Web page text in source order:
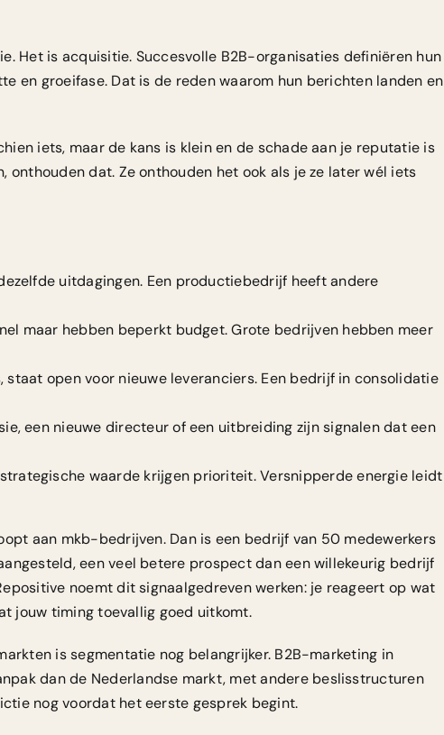
Het is acquisitie. Succesvolle B2B-organisaties definiëren hun
en groeifase. Dat is de reden waarom hun berichten landen en
iets, maar de kans is klein en de schade aan je reputatie is
dat. Ze onthouden het ook als je ze later wél iets
uitdagingen. Een productiebedrijf heeft andere
maar hebben beperkt budget. Grote bedrijven hebben meer
open voor nieuwe leveranciers. Een bedrijf in consolidatie
een nieuwe directeur of een uitbreiding zijn signalen dat een
waarde krijgen prioriteit. Versnipperde energie leidt
aan mkb-bedrijven. Dan is een bedrijf van 50 medewerkers
een veel betere prospect dan een willekeurig bedrijf
noemt dit signaalgedreven werken: je reageert op wat
jouw timing toevallig goed uitkomt.
is segmentatie nog belangrijker. B2B-marketing in
dan de Nederlandse markt, met andere beslisstructuren
nog voordat het eerste gesprek begint.